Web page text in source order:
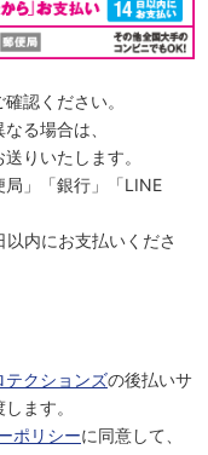
認ください。
る場合は、
りいたします。
」「銀行」「LINE
内にお支払いくださ
テクションズの後払いサ
ます。
ポリシーに同意して、